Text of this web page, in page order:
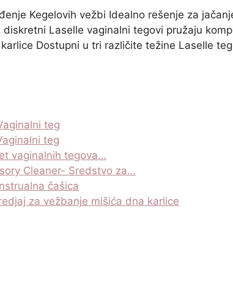
Kegelovih vežbi Idealno rešenje za
Laselle vaginalni tegovi pružaju
Dostupni u tri različite težine Laselle
teg
teg
vaginalnih tegova…
Cleaner- Sredstvo za…
čašica
za vežbanje mišića dna karlice